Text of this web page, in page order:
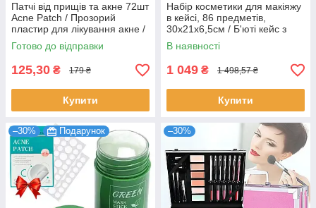
Патчі від прищів та акне 72шт
Acne Patch / Прозорий
пластир для лікування акне /
Протизапальні наклейки
Готово до відправки
125,30 ₴ 179 ₴
Купити
Набір косметики для макіяжу
в кейсі, 86 предметів,
30х21х6,5см / Б'юті кейс з
косметикою в подарунковій
валізі
В наявності
1 049 ₴ 1 498,57 ₴
Купити
–30% Подарунок –30%